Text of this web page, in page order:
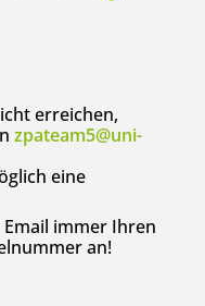
erreichen,
zpateam5@uni-
eine
immer Ihren
an!